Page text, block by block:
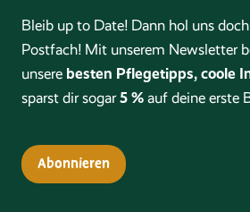
Bleib up to Date! Dann hol uns
Postfach! Mit unserem Newsletter
unsere besten Pflegetipps, coole
sparst dir sogar5 % auf deine erste
Abonnieren